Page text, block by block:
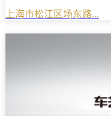
上海市松江区场东路...